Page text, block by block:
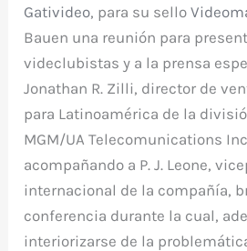
Gativideo, para su sello
Bauen una reunión para
videclubistas y a la prensa
Jonathan R. Zilli, director de
para Latinoamérica de la
MGM/UA Telecomunications
acompañando a P. J. Leone,
internacional de la compañía,
conferencia durante la cual,
interiorizarse de la